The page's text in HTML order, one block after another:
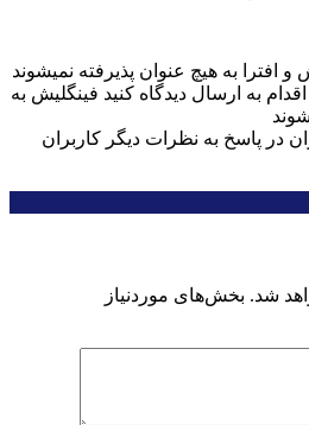
به هیچ عنوان پذیرفته نمیشوند
به ارسال دیدگاه کنید فینگلیش به
در پاسخ به نظرات دیگر کاربران
شد. بخش‌های موردنیاز